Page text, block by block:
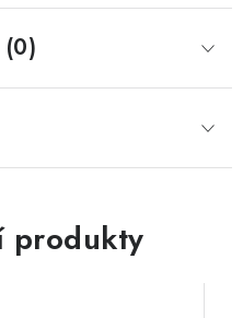
produkty